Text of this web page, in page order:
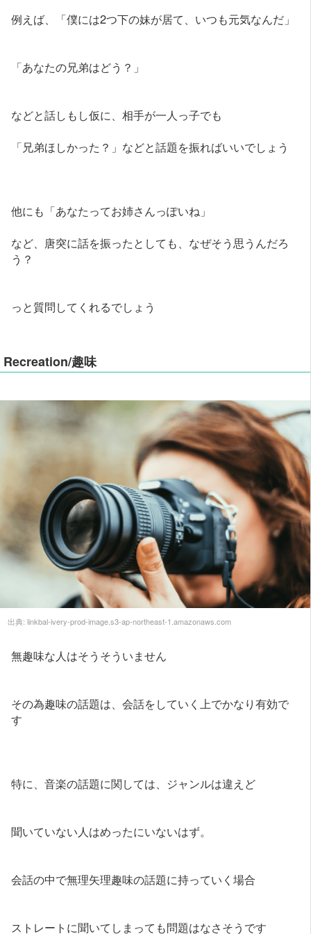
例えば、「僕には2つ下の妹が居て、いつも元気なんだ」
「あなたの兄弟はどう？」
などと話しもし仮に、相手が一人っ子でも
「兄弟ほしかった？」などと話題を振ればいいでしょう
他にも「あなたってお姉さんっぽいね」
など、唐突に話を振ったとしても、なぜそう思うんだろ
う？
っと質問してくれるでしょう
Recreation/趣味
出典: linkbal-ivery-prod-image.s3-ap-northeast-1.amazonaws.com
無趣味な人はそうそういません
その為趣味の話題は、会話をしていく上でかなり有効で
す
特に、音楽の話題に関しては、ジャンルは違えど
聞いていない人はめったにいないはず。
会話の中で無理矢理趣味の話題に持っていく場合
ストレートに聞いてしまっても問題はなさそうです